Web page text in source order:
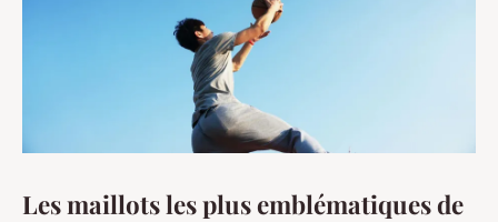
Les maillots les plus emblématiques de